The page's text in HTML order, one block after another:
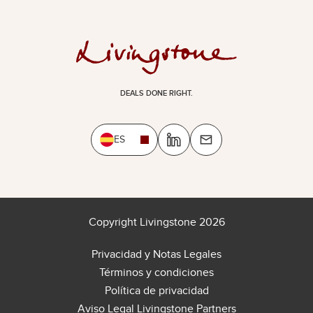
DEALS DONE RIGHT.
ES
Copyright Livingstone 2026
Privacidad y Notas Legales
Términos y condiciones
Política de privacidad
Aviso Legal Livingstone Partners